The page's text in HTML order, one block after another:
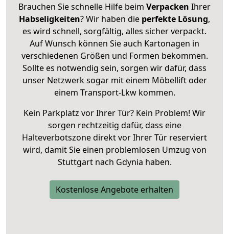
Brauchen Sie schnelle Hilfe beim Verpacken Ihrer
Habseligkeiten? Wir haben die perfekte Lösung,
es wird schnell, sorgfältig, alles sicher verpackt.
Auf Wunsch können Sie auch Kartonagen in
verschiedenen Größen und Formen bekommen.
Sollte es notwendig sein, sorgen wir dafür, dass
unser Netzwerk sogar mit einem Möbellift oder
einem Transport-Lkw kommen.
Kein Parkplatz vor Ihrer Tür? Kein Problem! Wir
sorgen rechtzeitig dafür, dass eine
Halteverbotszone direkt vor Ihrer Tür reserviert
wird, damit Sie einen problemlosen Umzug von
Stuttgart nach Gdynia haben.
Kostenlose Angebote erhalten